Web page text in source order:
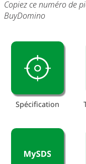
Copiez ce numéro de
BuyDomino
Spécification